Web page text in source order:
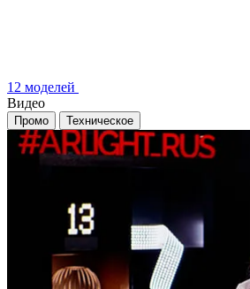
12 моделей
Видео
Промо Техническое